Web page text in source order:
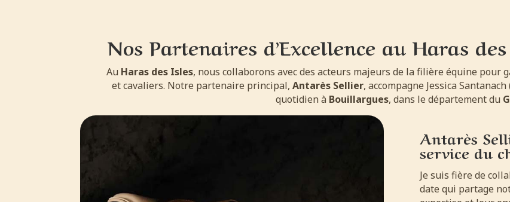
Nos Partenaires d’Excellence au Haras
Au Haras des Isles, nous collaborons avec des acteurs majeurs de la filière équine
et cavaliers. Notre partenaire principal, Antarès Sellier, accompagne Jessica
quotidien à Bouillargues, dans le département du
Antarès
service du
Je suis fière de
date qui partage